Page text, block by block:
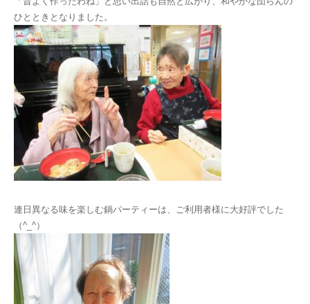
ひとときとなりました。
連日異なる味を楽しむ鍋パーティーは、ご利用者様に大好評でした
（^_^）